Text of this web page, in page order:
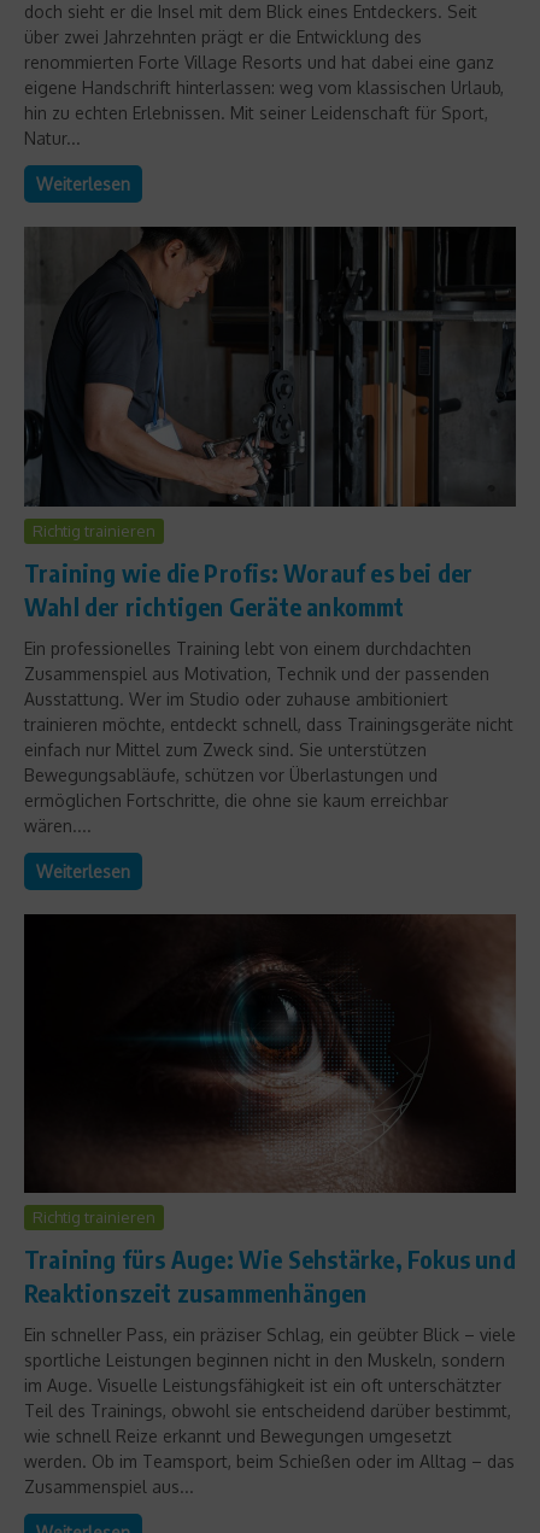
doch sieht er die Insel mit dem Blick eines Entdeckers. Seit
über zwei Jahrzehnten prägt er die Entwicklung des
renommierten Forte Village Resorts und hat dabei eine ganz
eigene Handschrift hinterlassen: weg vom klassischen Urlaub,
hin zu echten Erlebnissen. Mit seiner Leidenschaft für Sport,
Natur...
Weiterlesen
Richtig trainieren
Training wie die Profis: Worauf es bei der
Wahl der richtigen Geräte ankommt
Ein professionelles Training lebt von einem durchdachten
Zusammenspiel aus Motivation, Technik und der passenden
Ausstattung. Wer im Studio oder zuhause ambitioniert
trainieren möchte, entdeckt schnell, dass Trainingsgeräte nicht
einfach nur Mittel zum Zweck sind. Sie unterstützen
Bewegungsabläufe, schützen vor Überlastungen und
ermöglichen Fortschritte, die ohne sie kaum erreichbar
wären....
Weiterlesen
Richtig trainieren
Training fürs Auge: Wie Sehstärke, Fokus und
Reaktionszeit zusammenhängen
Ein schneller Pass, ein präziser Schlag, ein geübter Blick – viele
sportliche Leistungen beginnen nicht in den Muskeln, sondern
im Auge. Visuelle Leistungsfähigkeit ist ein oft unterschätzter
Teil des Trainings, obwohl sie entscheidend darüber bestimmt,
wie schnell Reize erkannt und Bewegungen umgesetzt
werden. Ob im Teamsport, beim Schießen oder im Alltag – das
Zusammenspiel aus...